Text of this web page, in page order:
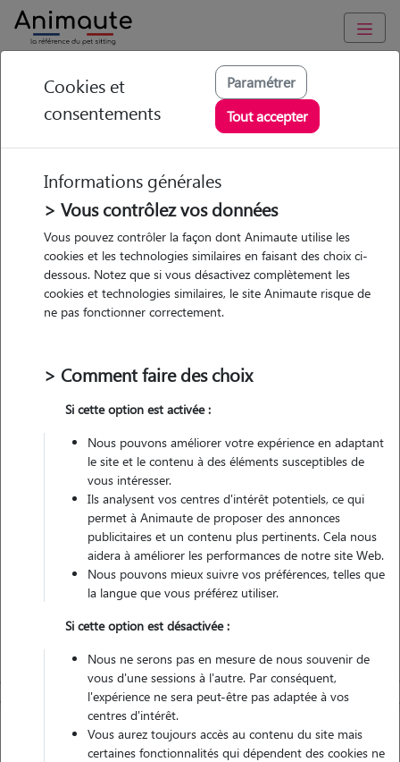
Animaute Provence Alpes Côte d'Azur /Bouches-du-Rhône
Marseille 13e Arrondissement
Carla - Petsitter à
MARSEILLE 13
• 26 ans
1 animal
Contacter
L'envoi d'une demande est sans engagement
Cookies et
consentements
Paramétrer
Tout accepter
Informations générales
> Vous contrôlez vos données
Vous pouvez contrôler la façon dont Animaute utilise les
cookies et les technologies similaires en faisant des choix ci-
dessous. Notez que si vous désactivez complètement les
cookies et technologies similaires, le site Animaute risque de
ne pas fonctionner correctement.
> Comment faire des choix
Si cette option est activée :
Nous pouvons améliorer votre expérience en adaptant
le site et le contenu à des éléments susceptibles de
vous intéresser.
Ils analysent vos centres d'intérêt potentiels, ce qui
permet à Animaute de proposer des annonces
publicitaires et un contenu plus pertinents. Cela nous
aidera à améliorer les performances de notre site Web.
Nous pouvons mieux suivre vos préférences, telles que
la langue que vous préférez utiliser.
Si cette option est désactivée :
Nous ne serons pas en mesure de nous souvenir de
vous d'une sessions à l'autre. Par conséquent,
l'expérience ne sera peut-être pas adaptée à vos
centres d'intérêt.
Vous aurez toujours accès au contenu du site mais
certaines fonctionnalités qui dépendent des cookies ne